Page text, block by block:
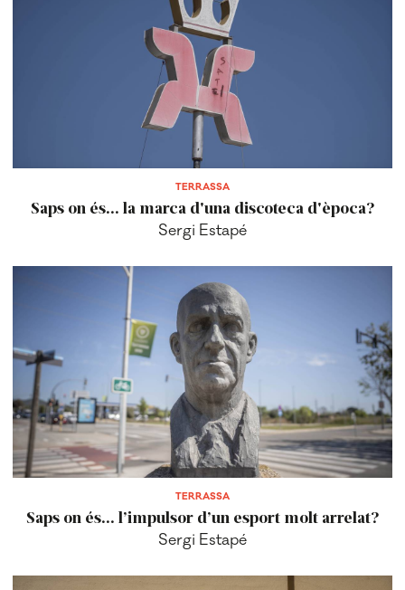
TERRASSA
Saps on és... la marca d'una discoteca d'època?
Sergi Estapé
TERRASSA
Saps on és... l’impulsor d’un esport molt arrelat?
Sergi Estapé